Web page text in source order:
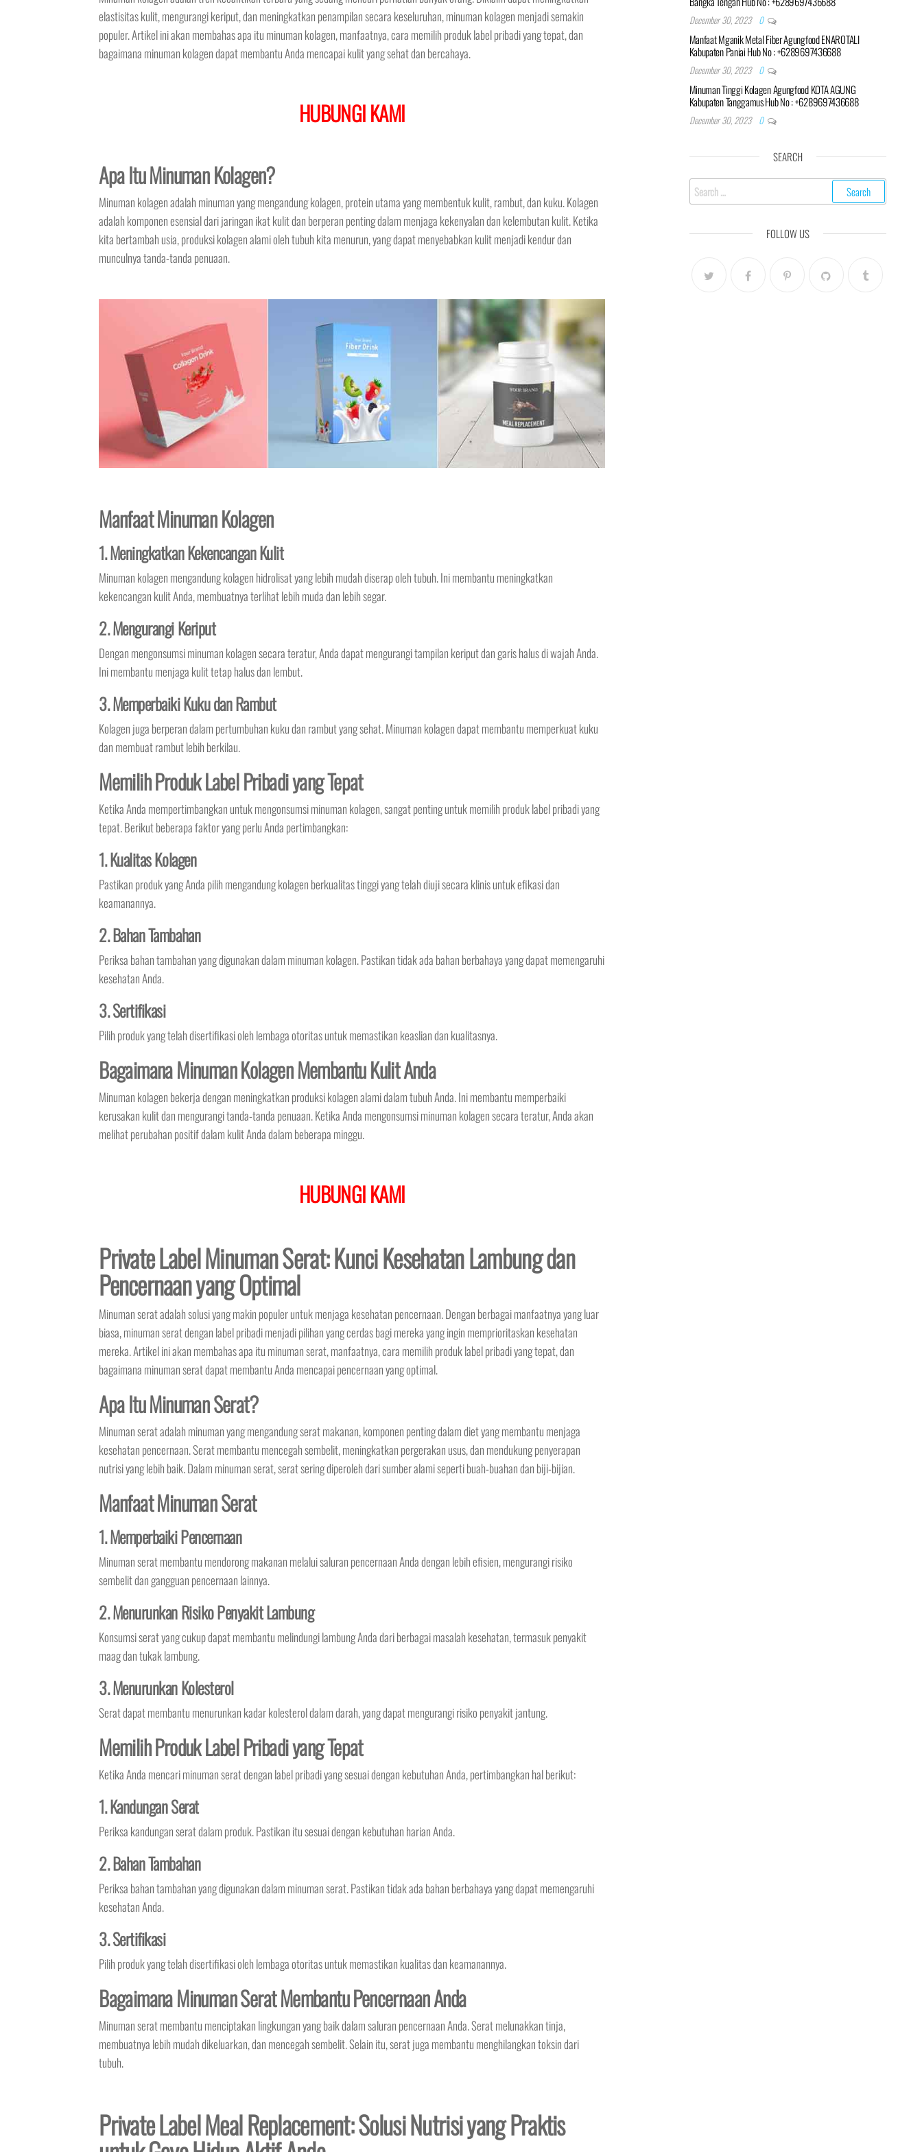
elastisitas kulit, mengurangi keriput, dan meningkatkan penampilan secara keseluruhan, minuman kolagen menjadi semakin
populer. Artikel ini akan membahas apa itu minuman kolagen, manfaatnya, cara memilih produk label pribadi yang tepat, dan
bagaimana minuman kolagen dapat membantu Anda mencapai kulit yang sehat dan bercahaya.
HUBUNGI KAMI
Apa Itu Minuman Kolagen?
Minuman kolagen adalah minuman yang mengandung kolagen, protein utama yang membentuk kulit, rambut, dan kuku. Kolagen
adalah komponen esensial dari jaringan ikat kulit dan berperan penting dalam menjaga kekenyalan dan kelembutan kulit. Ketika
kita bertambah usia, produksi kolagen alami oleh tubuh kita menurun, yang dapat menyebabkan kulit menjadi kendur dan
munculnya tanda-tanda penuaan.
Manfaat Minuman Kolagen
1. Meningkatkan Kekencangan Kulit
Minuman kolagen mengandung kolagen hidrolisat yang lebih mudah diserap oleh tubuh. Ini membantu meningkatkan
kekencangan kulit Anda, membuatnya terlihat lebih muda dan lebih segar.
2. Mengurangi Keriput
Dengan mengonsumsi minuman kolagen secara teratur, Anda dapat mengurangi tampilan keriput dan garis halus di wajah Anda.
Ini membantu menjaga kulit tetap halus dan lembut.
3. Memperbaiki Kuku dan Rambut
Kolagen juga berperan dalam pertumbuhan kuku dan rambut yang sehat. Minuman kolagen dapat membantu memperkuat kuku
dan membuat rambut lebih berkilau.
Memilih Produk Label Pribadi yang Tepat
Ketika Anda mempertimbangkan untuk mengonsumsi minuman kolagen, sangat penting untuk memilih produk label pribadi yang
tepat. Berikut beberapa faktor yang perlu Anda pertimbangkan:
1. Kualitas Kolagen
Pastikan produk yang Anda pilih mengandung kolagen berkualitas tinggi yang telah diuji secara klinis untuk efikasi dan
keamanannya.
2. Bahan Tambahan
Periksa bahan tambahan yang digunakan dalam minuman kolagen. Pastikan tidak ada bahan berbahaya yang dapat memengaruhi
kesehatan Anda.
3. Sertifikasi
Pilih produk yang telah disertifikasi oleh lembaga otoritas untuk memastikan keaslian dan kualitasnya.
Bagaimana Minuman Kolagen Membantu Kulit Anda
Minuman kolagen bekerja dengan meningkatkan produksi kolagen alami dalam tubuh Anda. Ini membantu memperbaiki
kerusakan kulit dan mengurangi tanda-tanda penuaan. Ketika Anda mengonsumsi minuman kolagen secara teratur, Anda akan
melihat perubahan positif dalam kulit Anda dalam beberapa minggu.
HUBUNGI KAMI
Private Label Minuman Serat: Kunci Kesehatan Lambung dan
Pencernaan yang Optimal
Minuman serat adalah solusi yang makin populer untuk menjaga kesehatan pencernaan. Dengan berbagai manfaatnya yang luar
biasa, minuman serat dengan label pribadi menjadi pilihan yang cerdas bagi mereka yang ingin memprioritaskan kesehatan
mereka. Artikel ini akan membahas apa itu minuman serat, manfaatnya, cara memilih produk label pribadi yang tepat, dan
bagaimana minuman serat dapat membantu Anda mencapai pencernaan yang optimal.
Apa Itu Minuman Serat?
Minuman serat adalah minuman yang mengandung serat makanan, komponen penting dalam diet yang membantu menjaga
kesehatan pencernaan. Serat membantu mencegah sembelit, meningkatkan pergerakan usus, dan mendukung penyerapan
nutrisi yang lebih baik. Dalam minuman serat, serat sering diperoleh dari sumber alami seperti buah-buahan dan biji-bijian.
Manfaat Minuman Serat
1. Memperbaiki Pencernaan
Minuman serat membantu mendorong makanan melalui saluran pencernaan Anda dengan lebih efisien, mengurangi risiko
sembelit dan gangguan pencernaan lainnya.
2. Menurunkan Risiko Penyakit Lambung
Konsumsi serat yang cukup dapat membantu melindungi lambung Anda dari berbagai masalah kesehatan, termasuk penyakit
maag dan tukak lambung.
3. Menurunkan Kolesterol
Serat dapat membantu menurunkan kadar kolesterol dalam darah, yang dapat mengurangi risiko penyakit jantung.
Memilih Produk Label Pribadi yang Tepat
Ketika Anda mencari minuman serat dengan label pribadi yang sesuai dengan kebutuhan Anda, pertimbangkan hal berikut:
1. Kandungan Serat
Periksa kandungan serat dalam produk. Pastikan itu sesuai dengan kebutuhan harian Anda.
2. Bahan Tambahan
Periksa bahan tambahan yang digunakan dalam minuman serat. Pastikan tidak ada bahan berbahaya yang dapat memengaruhi
kesehatan Anda.
3. Sertifikasi
Pilih produk yang telah disertifikasi oleh lembaga otoritas untuk memastikan kualitas dan keamanannya.
Bagaimana Minuman Serat Membantu Pencernaan Anda
Minuman serat membantu menciptakan lingkungan yang baik dalam saluran pencernaan Anda. Serat melunakkan tinja,
membuatnya lebih mudah dikeluarkan, dan mencegah sembelit. Selain itu, serat juga membantu menghilangkan toksin dari
tubuh.
Private Label Meal Replacement: Solusi Nutrisi yang Praktis
December 30, 2023 0
Manfaat Mganik Metal Fiber Agungfood ENAROTALI
Kabupaten Paniai Hub No : +6289697436688
December 30, 2023 0
Minuman Tinggi Kolagen Agungfood KOTA AGUNG
Kabupaten Tanggamus Hub No : +6289697436688
December 30, 2023 0
SEARCH
Search
for:
FOLLOW US